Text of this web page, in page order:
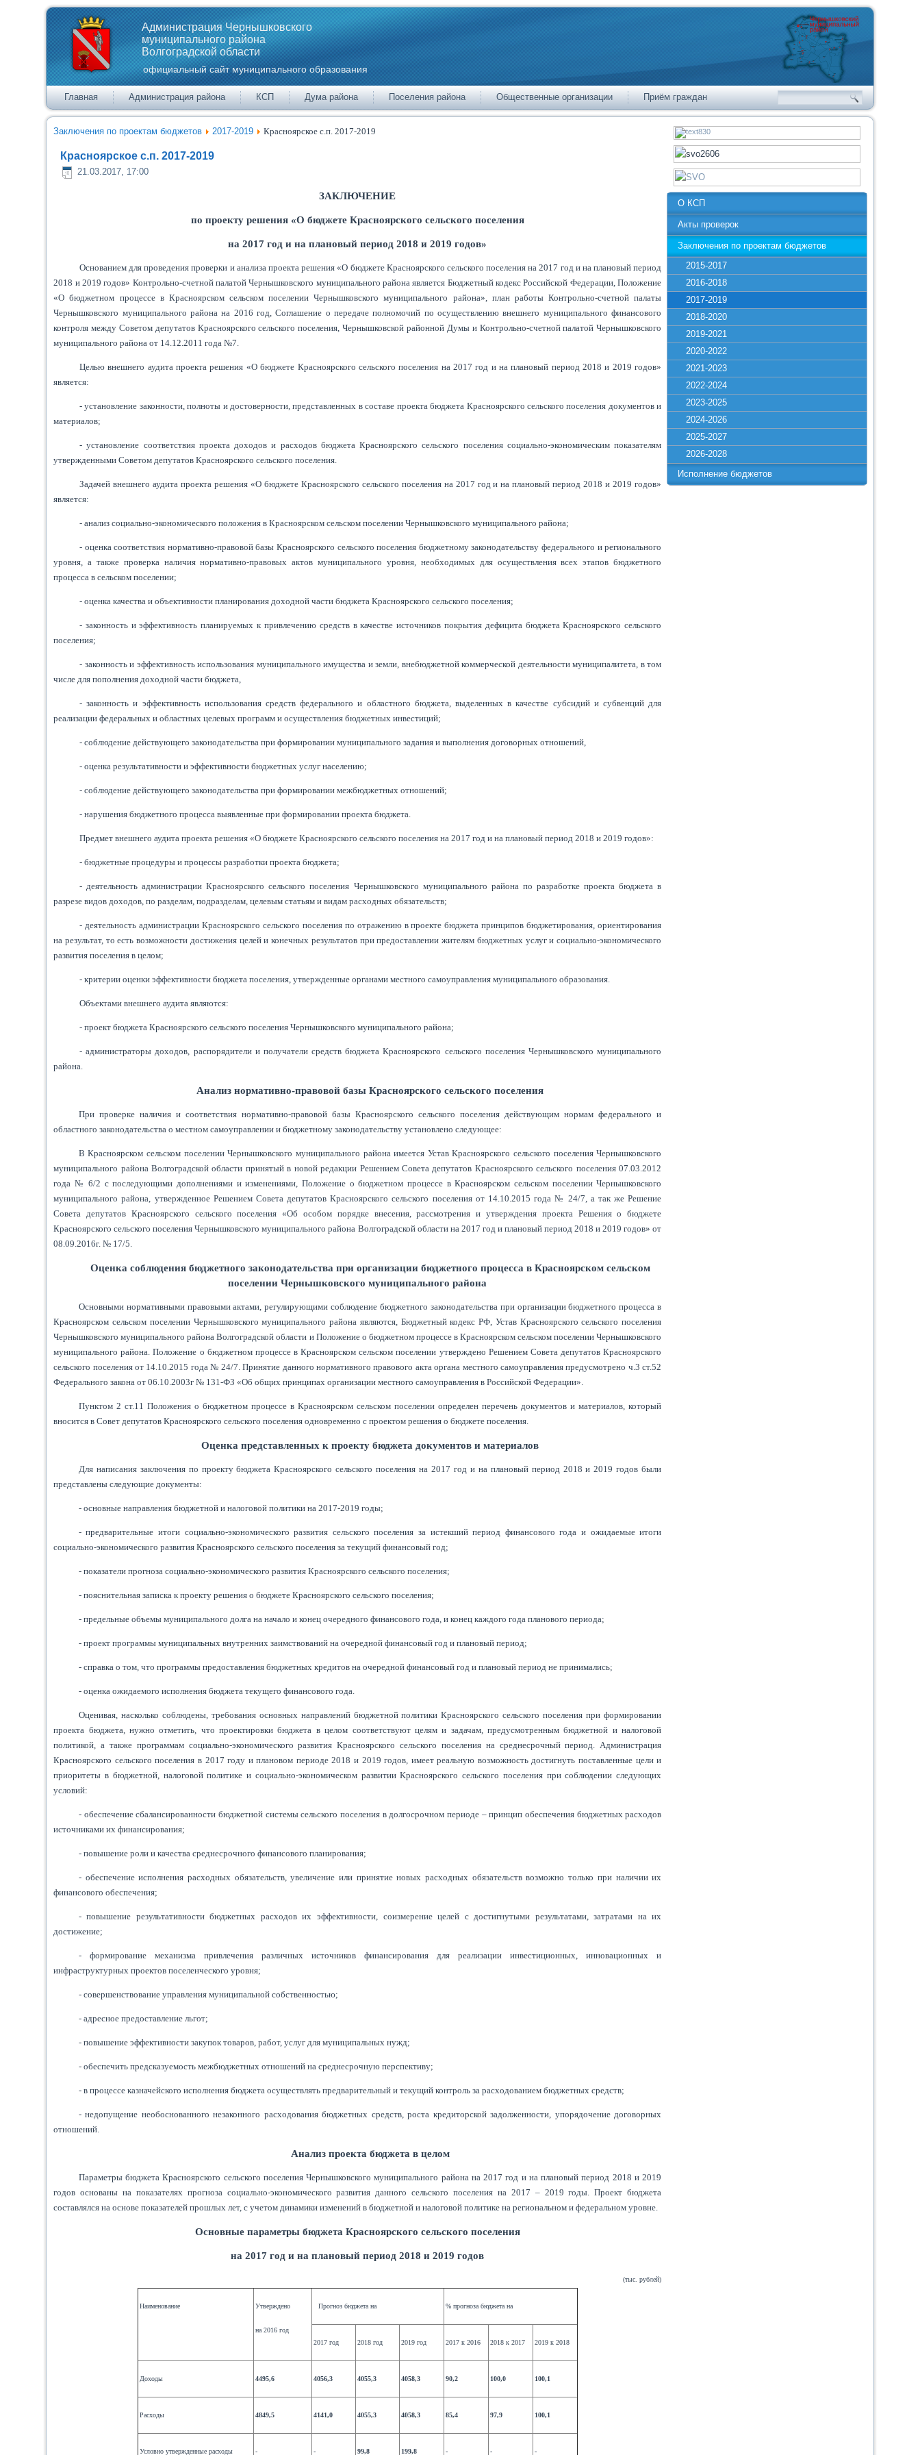
Администрация Чернышковского
муниципального района
Волгоградской области
официальный сайт муниципального образования
Главная Администрация района КСП Дума района Поселения района Общественные организации Приём граждан
Заключения по проектам бюджетов 2017-2019 Красноярское с.п. 2017-2019
Красноярское с.п. 2017-2019
21.03.2017, 17:00
ЗАКЛЮЧЕНИЕ
по проекту решения «О бюджете Красноярского сельского поселения
на 2017 год и на плановый период 2018 и 2019 годов»
Основанием для проведения проверки и анализа проекта решения «О бюджете Красноярского сельского поселения на 2017 год и на плановый период
2018 и 2019 годов» Контрольно-счетной палатой Чернышковского муниципального района является Бюджетный кодекс Российской Федерации, Положение
«О бюджетном процессе в Красноярском сельском поселении Чернышковского муниципального района», план работы Контрольно-счетной палаты
Чернышковского муниципального района на 2016 год, Соглашение о передаче полномочий по осуществлению внешнего муниципального финансового
контроля между Советом депутатов Красноярского сельского поселения, Чернышковской районной Думы и Контрольно-счетной палатой Чернышковского
муниципального района от 14.12.2011 года №7.
Целью внешнего аудита проекта решения «О бюджете Красноярского сельского поселения на 2017 год и на плановый период 2018 и 2019 годов»
является:
- установление законности, полноты и достоверности, представленных в составе проекта бюджета Красноярского сельского поселения документов и
материалов;
- установление соответствия проекта доходов и расходов бюджета Красноярского сельского поселения социально-экономическим показателям
утвержденными Советом депутатов Красноярского сельского поселения.
Задачей внешнего аудита проекта решения «О бюджете Красноярского сельского поселения на 2017 год и на плановый период 2018 и 2019 годов»
является:
- анализ социально-экономического положения в Красноярском сельском поселении Чернышковского муниципального района;
- оценка соответствия нормативно-правовой базы Красноярского сельского поселения бюджетному законодательству федерального и регионального
уровня, а также проверка наличия нормативно-правовых актов муниципального уровня, необходимых для осуществления всех этапов бюджетного
процесса в сельском поселении;
- оценка качества и объективности планирования доходной части бюджета Красноярского сельского поселения;
- законность и эффективность планируемых к привлечению средств в качестве источников покрытия дефицита бюджета Красноярского сельского
поселения;
- законность и эффективность использования муниципального имущества и земли, внебюджетной коммерческой деятельности муниципалитета, в том
числе для пополнения доходной части бюджета,
- законность и эффективность использования средств федерального и областного бюджета, выделенных в качестве субсидий и субвенций для
реализации федеральных и областных целевых программ и осуществления бюджетных инвестиций;
- соблюдение действующего законодательства при формировании муниципального задания и выполнения договорных отношений,
- оценка результативности и эффективности бюджетных услуг населению;
- соблюдение действующего законодательства при формировании межбюджетных отношений;
- нарушения бюджетного процесса выявленные при формировании проекта бюджета.
Предмет внешнего аудита проекта решения «О бюджете Красноярского сельского поселения на 2017 год и на плановый период 2018 и 2019 годов»:
- бюджетные процедуры и процессы разработки проекта бюджета;
- деятельность администрации Красноярского сельского поселения Чернышковского муниципального района по разработке проекта бюджета в
разрезе видов доходов, по разделам, подразделам, целевым статьям и видам расходных обязательств;
- деятельность администрации Красноярского сельского поселения по отражению в проекте бюджета принципов бюджетирования, ориентирования
на результат, то есть возможности достижения целей и конечных результатов при предоставлении жителям бюджетных услуг и социально-экономического
развития поселения в целом;
- критерии оценки эффективности бюджета поселения, утвержденные органами местного самоуправления муниципального образования.
Объектами внешнего аудита являются:
- проект бюджета Красноярского сельского поселения Чернышковского муниципального района;
- администраторы доходов, распорядители и получатели средств бюджета Красноярского сельского поселения Чернышковского муниципального
района.
Анализ нормативно-правовой базы Красноярского сельского поселения
При проверке наличия и соответствия нормативно-правовой базы Красноярского сельского поселения действующим нормам федерального и
областного законодательства о местном самоуправлении и бюджетному законодательству установлено следующее:
В Красноярском сельском поселении Чернышковского муниципального района имеется Устав Красноярского сельского поселения Чернышковского
муниципального района Волгоградской области принятый в новой редакции Решением Совета депутатов Красноярского сельского поселения 07.03.2012
года № 6/2 с последующими дополнениями и изменениями, Положение о бюджетном процессе в Красноярском сельском поселении Чернышковского
муниципального района, утвержденное Решением Совета депутатов Красноярского сельского поселения от 14.10.2015 года № 24/7, а так же Решение
Совета депутатов Красноярского сельского поселения «Об особом порядке внесения, рассмотрения и утверждения проекта Решения о бюджете
Красноярского сельского поселения Чернышковского муниципального района Волгоградской области на 2017 год и плановый период 2018 и 2019 годов» от
08.09.2016г. № 17/5.
Оценка соблюдения бюджетного законодательства при организации бюджетного процесса в Красноярском сельском
поселении Чернышковского муниципального района
Основными нормативными правовыми актами, регулирующими соблюдение бюджетного законодательства при организации бюджетного процесса в
Красноярском сельском поселении Чернышковского муниципального района являются, Бюджетный кодекс РФ, Устав Красноярского сельского поселения
Чернышковского муниципального района Волгоградской области и Положение о бюджетном процессе в Красноярском сельском поселении Чернышковского
муниципального района. Положение о бюджетном процессе в Красноярском сельском поселении утверждено Решением Совета депутатов Красноярского
сельского поселения от 14.10.2015 года № 24/7. Принятие данного нормативного правового акта органа местного самоуправления предусмотрено ч.3 ст.52
Федерального закона от 06.10.2003г № 131-ФЗ «Об общих принципах организации местного самоуправления в Российской Федерации».
Пунктом 2 ст.11 Положения о бюджетном процессе в Красноярском сельском поселении определен перечень документов и материалов, который
вносится в Совет депутатов Красноярского сельского поселения одновременно с проектом решения о бюджете поселения.
Оценка представленных к проекту бюджета документов и материалов
Для написания заключения по проекту бюджета Красноярского сельского поселения на 2017 год и на плановый период 2018 и 2019 годов были
представлены следующие документы:
- основные направления бюджетной и налоговой политики на 2017-2019 годы;
- предварительные итоги социально-экономического развития сельского поселения за истекший период финансового года и ожидаемые итоги
социально-экономического развития Красноярского сельского поселения за текущий финансовый год;
- показатели прогноза социально-экономического развития Красноярского сельского поселения;
- пояснительная записка к проекту решения о бюджете Красноярского сельского поселения;
- предельные объемы муниципального долга на начало и конец очередного финансового года, и конец каждого года планового периода;
- проект программы муниципальных внутренних заимствований на очередной финансовый год и плановый период;
- справка о том, что программы предоставления бюджетных кредитов на очередной финансовый год и плановый период не принимались;
- оценка ожидаемого исполнения бюджета текущего финансового года.
Оценивая, насколько соблюдены, требования основных направлений бюджетной политики Красноярского сельского поселения при формировании
проекта бюджета, нужно отметить, что проектировки бюджета в целом соответствуют целям и задачам, предусмотренным бюджетной и налоговой
политикой, а также программам социально-экономического развития Красноярского сельского поселения на среднесрочный период. Администрация
Красноярского сельского поселения в 2017 году и плановом периоде 2018 и 2019 годов, имеет реальную возможность достигнуть поставленные цели и
приоритеты в бюджетной, налоговой политике и социально-экономическом развитии Красноярского сельского поселения при соблюдении следующих
условий:
- обеспечение сбалансированности бюджетной системы сельского поселения в долгосрочном периоде – принцип обеспечения бюджетных расходов
источниками их финансирования;
- повышение роли и качества среднесрочного финансового планирования;
- обеспечение исполнения расходных обязательств, увеличение или принятие новых расходных обязательств возможно только при наличии их
финансового обеспечения;
- повышение результативности бюджетных расходов их эффективности, соизмерение целей с достигнутыми результатами, затратами на их
достижение;
- формирование механизма привлечения различных источников финансирования для реализации инвестиционных, инновационных и
инфраструктурных проектов поселенческого уровня;
- совершенствование управления муниципальной собственностью;
- адресное предоставление льгот;
- повышение эффективности закупок товаров, работ, услуг для муниципальных нужд;
- обеспечить предсказуемость межбюджетных отношений на среднесрочную перспективу;
- в процессе казначейского исполнения бюджета осуществлять предварительный и текущий контроль за расходованием бюджетных средств;
- недопущение необоснованного незаконного расходования бюджетных средств, роста кредиторской задолженности, упорядочение договорных
отношений.
Анализ проекта бюджета в целом
Параметры бюджета Красноярского сельского поселения Чернышковского муниципального района на 2017 год и на плановый период 2018 и 2019
годов основаны на показателях прогноза социально-экономического развития данного сельского поселения на 2017 – 2019 годы. Проект бюджета
составлялся на основе показателей прошлых лет, с учетом динамики изменений в бюджетной и налоговой политике на региональном и федеральном уровне.
Основные параметры бюджета Красноярского сельского поселения
на 2017 год и на плановый период 2018 и 2019 годов
(тыс. рублей)
Наименование Утверждено
на 2016 год
Прогноз бюджета на % прогноза бюджета на
2017 год 2018 год 2019 год 2017 к 2016 2018 к 2017 2019 к 2018
Доходы 4495,6 4056,3 4055,3 4058,3 90,2 100,0 100,1
Расходы 4849,5 4141,0 4055,3 4058,3 85,4 97,9 100,1
Условно утвержденные расходы - - 99,8 199,8 - - -
О КСП
Акты проверок
Заключения по проектам бюджетов
2015-2017
2016-2018
2017-2019
2018-2020
2019-2021
2020-2022
2021-2023
2022-2024
2023-2025
2024-2026
2025-2027
2026-2028
Исполнение бюджетов